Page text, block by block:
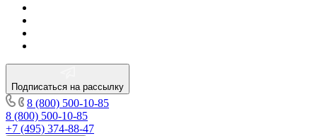
Подписаться на рассылку
8 (800) 500-10-85
8 (800) 500-10-85
+7 (495) 374-88-47